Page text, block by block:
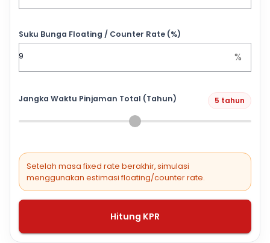
Suku Bunga Floating / Counter Rate (%)
%
Jangka Waktu Pinjaman Total (Tahun) 5 tahun
Setelah masa fixed rate berakhir, simulasi
menggunakan estimasi floating/counter rate.
Hitung KPR